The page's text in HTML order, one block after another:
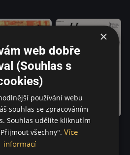
k metaforickému vyprávění
IFF 2019 BFI London
to léto
Hudba
×
web dobře
(Souhlas s
používání webu
souhlas se zpracováním
Souhlas udělíte kliknutím
všechny". Více
informací